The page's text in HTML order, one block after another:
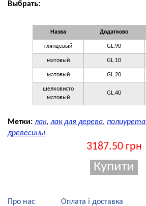
Выбрать:
Назва Додатково
глянцевый GL.90
матовый GL.10
матовый GL.20
шелковисто
матовый
GL.40
Метки: лак, лак для дерева,
древесины
3187.50 грн
Про нас Оплата і доставка